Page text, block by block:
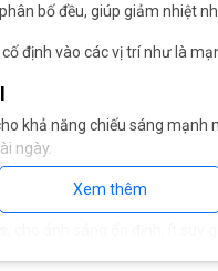
bố đều, giúp giảm nhiệt
cố định vào các vị trí như là
khả năng chiếu sáng mạnh
ngày.
tạo ra vùng ánh sáng rộng,
Xem thêm